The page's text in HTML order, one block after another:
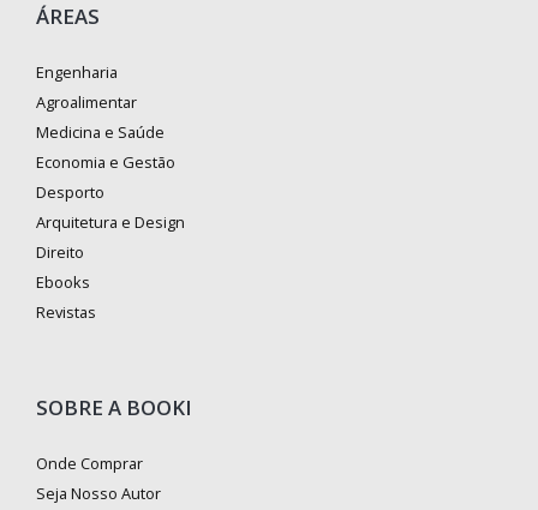
ÁREAS
Engenharia
Agroalimentar
Medicina e Saúde
Economia e Gestão
Desporto
Arquitetura e Design
Direito
Ebooks
Revistas
SOBRE A BOOKI
Onde Comprar
Seja Nosso Autor